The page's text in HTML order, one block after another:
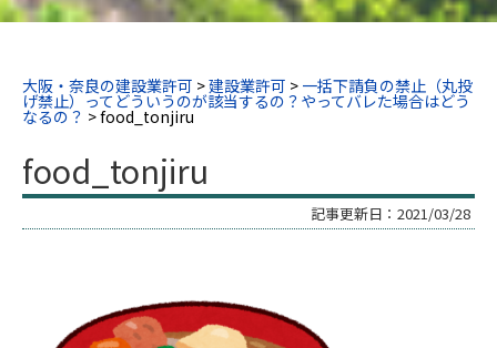
大阪・奈良の建設業許可 >建設業許可 > 一括下請負の禁止（丸投
げ禁止）ってどういうのが該当するの？やってバレた場合はどう
なるの？ >food_tonjiru
food_tonjiru
記事更新日： 2021/03/28